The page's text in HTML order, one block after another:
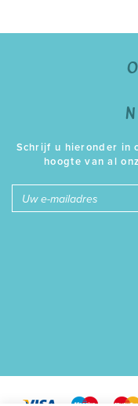
Schrijf u hieronder in
hoogte van al